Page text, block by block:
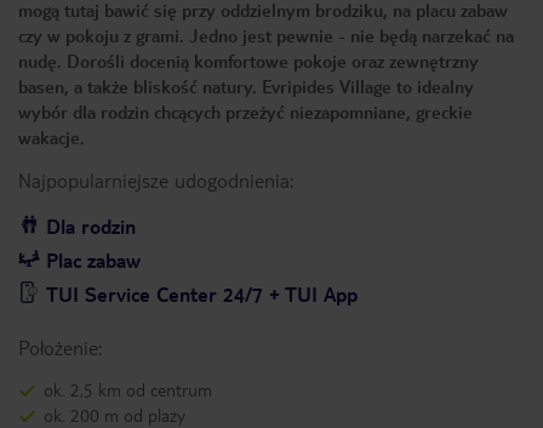
mogą tutaj bawić się przy oddzielnym brodziku, na placu zabaw
czy w pokoju z grami. Jedno jest pewnie - nie będą narzekać na
nudę. Dorośli docenią komfortowe pokoje oraz zewnętrzny
basen, a także bliskość natury. Evripides Village to idealny
wybór dla rodzin chcących przeżyć niezapomniane, greckie
wakacje.
Najpopularniejsze udogodnienia:
Dla rodzin
Plac zabaw
TUI Service Center 24/7 + TUI App
Położenie:
ok. 2,5 km od centrum
ok. 200 m od plaży